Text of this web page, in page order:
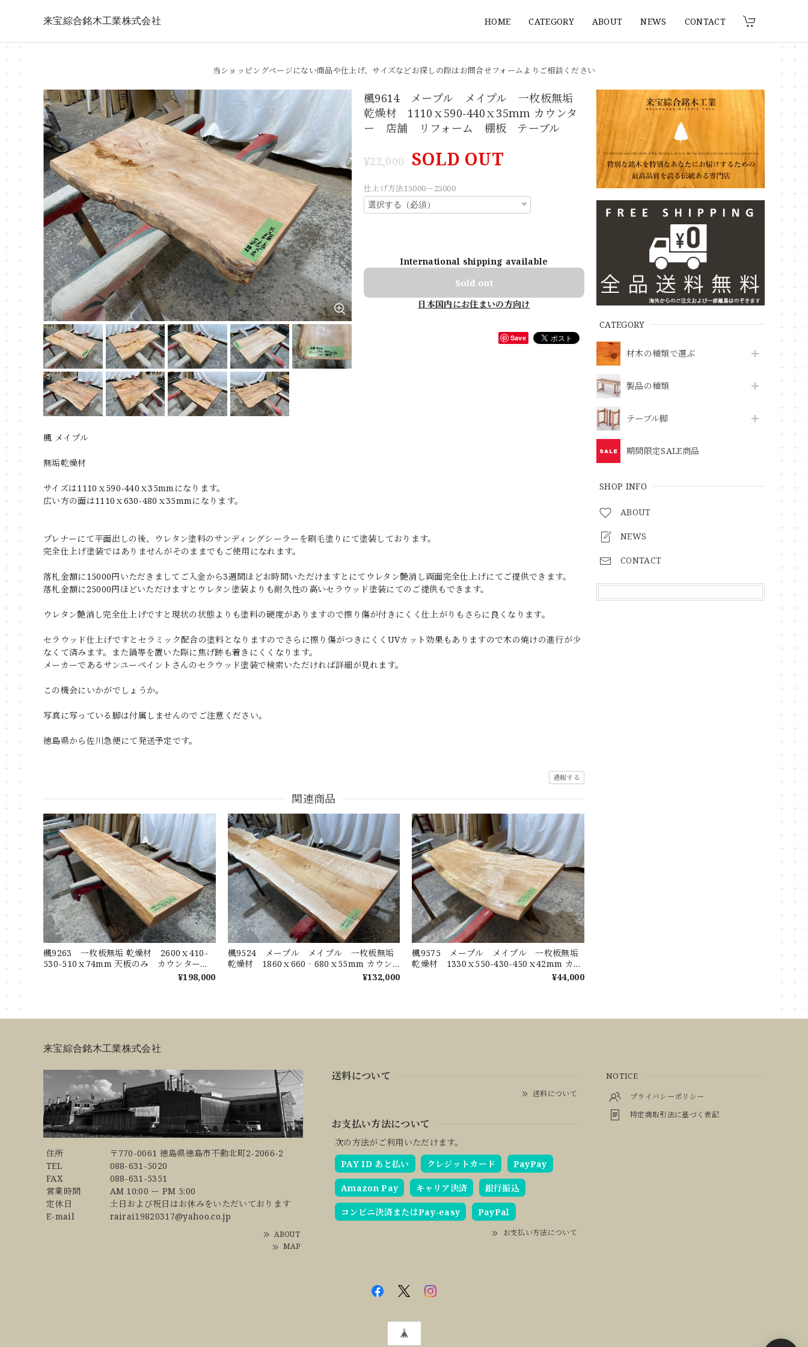
来宝綜合銘木工業株式会社 HOME CATEGORY ABOUT NEWS CONTACT
当ショッピングページにない商品や仕上げ、サイズなどお探しの際はお問合せフォームよりご相談ください
CATEGORY
材木の種類で選ぶ
製品の種類
テーブル脚
期間限定SALE商品
SHOP INFO
ABOUT
NEWS
CONTACT
楓9614 メープル メイプル 一枚板無垢
乾燥材 1110ｘ590-440ｘ35mm カウンタ
ー 店舗 リフォーム 棚板 テーブル
¥22,000 SOLD OUT
仕上げ方法15000－25000
International shipping available
Sold out
日本国内にお住まいの方向け
Save
楓 メイプル
無垢乾燥材
サイズは1110ｘ590-440ｘ35mmになります。
広い方の面は1110ｘ630-480ｘ35mmになります。
プレナーにて平面出しの後、ウレタン塗料のサンディングシーラーを刷毛塗りにて塗装しております。
完全仕上げ塗装ではありませんがそのままでもご使用になれます。
落札金額に15000円いただきましてご入金から3週間ほどお時間いただけますとにてウレタン艶消し両面完全仕上げにてご提供できます。
落札金額に25000円ほどいただけますとウレタン塗装よりも耐久性の高いセラウッド塗装にてのご提供もできます。
ウレタン艶消し完全仕上げですと現状の状態よりも塗料の硬度がありますので擦り傷が付きにくく仕上がりもさらに良くなります。
セラウッド仕上げですとセラミック配合の塗料となりますのでさらに擦り傷がつきにくくUVカット効果もありますので木の焼けの進行が少
なくて済みます。また鍋等を置いた際に焦げ跡も着きにくくなります。
メーカーであるサンユーペイントさんのセラウッド塗装で検索いただければ詳細が見れます。
この機会にいかがでしょうか。
写真に写っている脚は付属しませんのでご注意ください。
徳島県から佐川急便にて発送予定です。
通報する
関連商品
楓9263 一枚板無垢 乾燥材 2600ｘ410-
530-510ｘ74mm 天板のみ カウンター
センターテーブル ダイニングテーブル メ
¥198,000
楓9524 メープル メイプル 一枚板無垢
乾燥材 1860ｘ660‐680ｘ55mm カウン
ター センターテーブル ダイニングテーブ
¥132,000
楓9575 メープル メイプル 一枚板無垢
乾燥材 1330ｘ550-430-450ｘ42mm カウ
ンター 店舗 リフォーム 棚板 テーブル
¥44,000
来宝綜合銘木工業株式会社
住所
〒770-0061 徳島県徳島市不動北町2-2066-2
TEL
088-631-5020
FAX
088-631-5351
営業時間
AM 10:00 ー PM 5:00
定休日
土日および祝日はお休みをいただいております
E-mail
rairai19820317@yahoo.co.jp
ABOUT
MAP
送料について
送料について
お支払い方法について
次の方法がご利用いただけます。
PAY ID あと払い
クレジットカード PayPay
Amazon Pay キャリア決済 銀行振込
コンビニ決済またはPay-easy PayPal
お支払い方法について
NOTICE
プライバシーポリシー
特定商取引法に基づく表記